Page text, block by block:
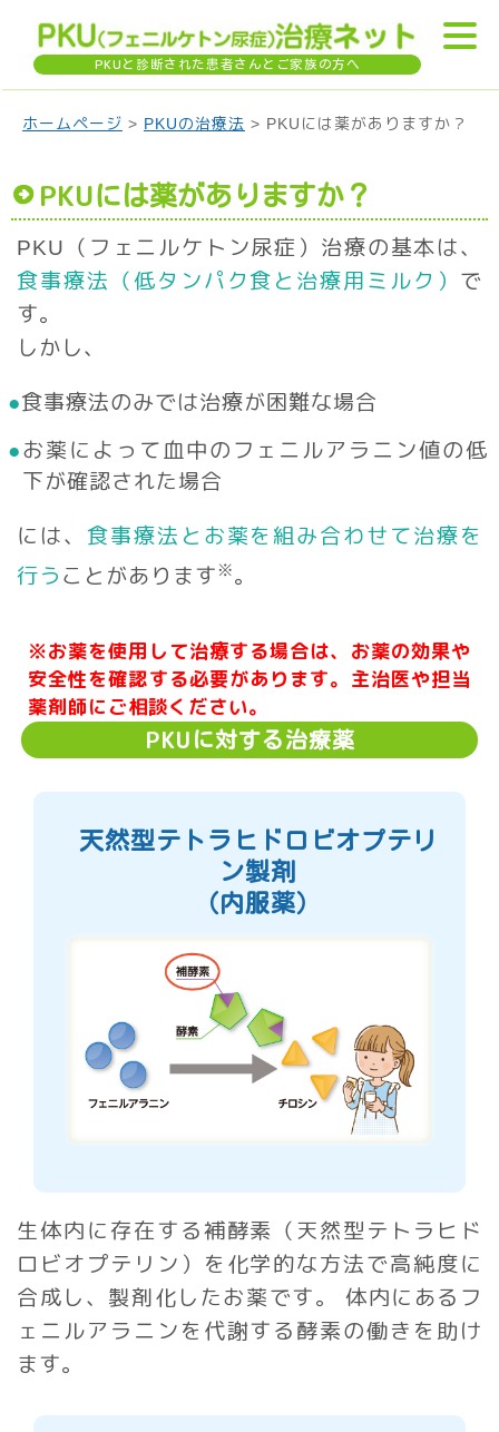
PKU と診断された患者さんとご家族の方へ
ホームページ > PKUの治療法 > PKUには薬がありますか？
PKUには薬がありますか？
PKU（フェニルケトン尿症）治療の基本は、
食事療法（低タンパク食と治療用 ミルク） で
す。
しかし、
食事療法のみでは治療が困難な場合
お薬によって血中のフェニルアラニン値の低
下が確認された場合
には、 食事療法とお薬を組み合わせて治療を
行う ことがあります ※。
※お薬を使用して治療する場合は、お薬の効果や
安全性を確認する必要があります。主治医や担当
薬剤師にご相談ください。
PKU に対する治療薬
天然型テトラヒドロビオプテリ
ン製剤
（内服薬）
生体内に存在する補酵素（天然型テトラヒド
ロビオプテリン）を化学的な方法で高純度に
合成し、製剤化したお薬です。 体内にあるフ
ェニルアラニンを代謝する酵素の働きを助け
ます。